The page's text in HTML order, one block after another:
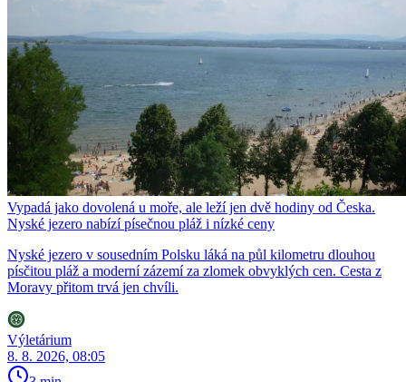
Vypadá jako dovolená u moře, ale leží jen dvě hodiny od Česka.
Nyské jezero nabízí písečnou pláž i nízké ceny
Nyské jezero v sousedním Polsku láká na půl kilometru dlouhou
písčitou pláž a moderní zázemí za zlomek obvyklých cen. Cesta z
Moravy přitom trvá jen chvíli.
Výletárium
8. 8. 2026, 08:05